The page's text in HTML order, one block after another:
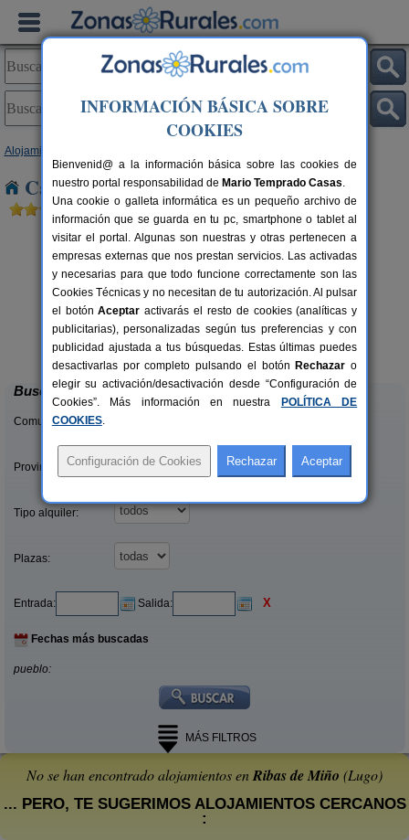
Alojamientos
Casas Rurales cerca de Ribas de Miño
14+3 pers.
desde25 €
Pensión Residencia Herbón
Becerreá (Lugo)
Buscar
Comunidades:
Provincias/Islas:
Tipo alquiler:
Plazas:
Entrada: Salida: X
Fechas más buscadas
pueblo:
MÁS FILTROS
No se han encontrado alojamientos enRibas de Miño (Lugo)
... PERO, TE SUGERIMOS ALOJAMIENTOS CERCANOS
:
INFORMACIÓN BÁSICA SOBRE
COOKIES
Bienvenid@ a la información básica sobre las cookies de
nuestro portal responsabilidad de Mario Temprado Casas.
Una cookie o galleta informática es un pequeño archivo de
información que se guarda en tu pc, smartphone o tablet al
visitar el portal. Algunas son nuestras y otras pertenecen a
empresas externas que nos prestan servicios. Las activadas
y necesarias para que todo funcione correctamente son las
Cookies Técnicas y no necesitan de tu autorización. Al pulsar
el botónAceptar activarás el resto de cookies (analíticas y
publicitarias), personalizadas según tus preferencias y con
publicidad ajustada a tus búsquedas. Estas últimas puedes
desactivarlas por completo pulsando el botón Rechazar o
elegir su activación/desactivación desde “Configuración de
Cookies”. Más información en nuestra
POLÍTICA DE
COOKIES.